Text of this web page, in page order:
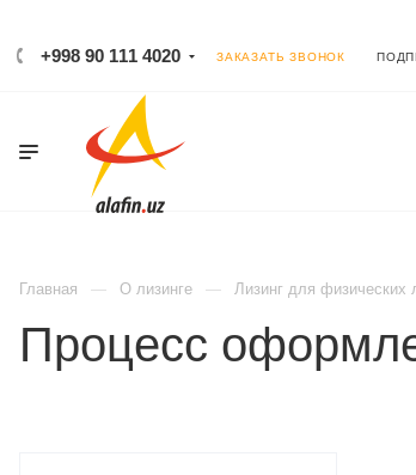
+998 90 111 4020 ЗАКАЗАТЬ ЗВОНОК
Главная О лизинге Лизинг для физических
Процесс